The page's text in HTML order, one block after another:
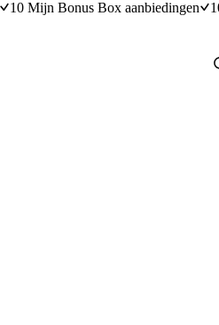
10 Mijn Bonus Box aanbiedingen